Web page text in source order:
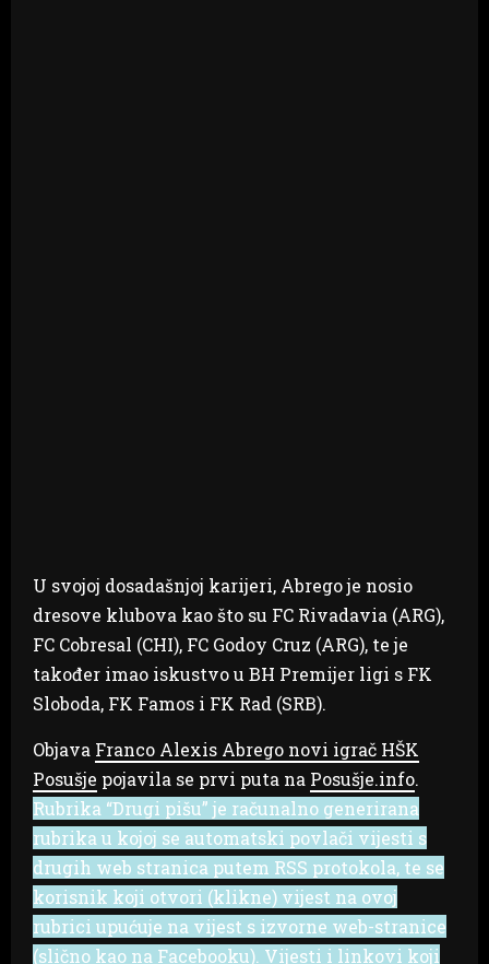
U svojoj dosadašnjoj karijeri, Abrego je nosio
dresove klubova kao što su FC Rivadavia (ARG),
FC Cobresal (CHI), FC Godoy Cruz (ARG), te je
također imao iskustvo u BH Premijer ligi s FK
Sloboda, FK Famos i FK Rad (SRB).
Objava Franco Alexis Abrego novi igrač HŠK
Posušje pojavila se prvi puta na Posušje.info.
Rubrika “Drugi pišu” je računalno generirana
rubrika u kojoj se automatski povlači vijesti s
drugih web stranica putem RSS protokola, te se
korisnik koji otvori (klikne) vijest na ovoj
rubrici upućuje na vijest s izvorne web-stranice
(slično kao na Facebooku). Vijesti i linkovi koji